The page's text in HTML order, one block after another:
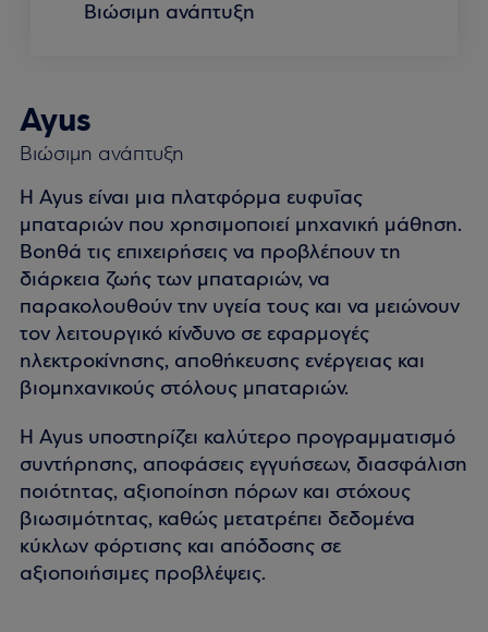
Βιώσιμη ανάπτυξη
Ayus
Βιώσιμη ανάπτυξη
Η Ayus είναι μια πλατφόρμα ευφυΐας
μπαταριών που χρησιμοποιεί μηχανική μάθηση.
Βοηθά τις επιχειρήσεις να προβλέπουν τη
διάρκεια ζωής των μπαταριών, να
παρακολουθούν την υγεία τους και να μειώνουν
τον λειτουργικό κίνδυνο σε εφαρμογές
ηλεκτροκίνησης, αποθήκευσης ενέργειας και
βιομηχανικούς στόλους μπαταριών.
Η Ayus υποστηρίζει καλύτερο προγραμματισμό
συντήρησης, αποφάσεις εγγυήσεων, διασφάλιση
ποιότητας, αξιοποίηση πόρων και στόχους
βιωσιμότητας, καθώς μετατρέπει δεδομένα
κύκλων φόρτισης και απόδοσης σε
αξιοποιήσιμες προβλέψεις.